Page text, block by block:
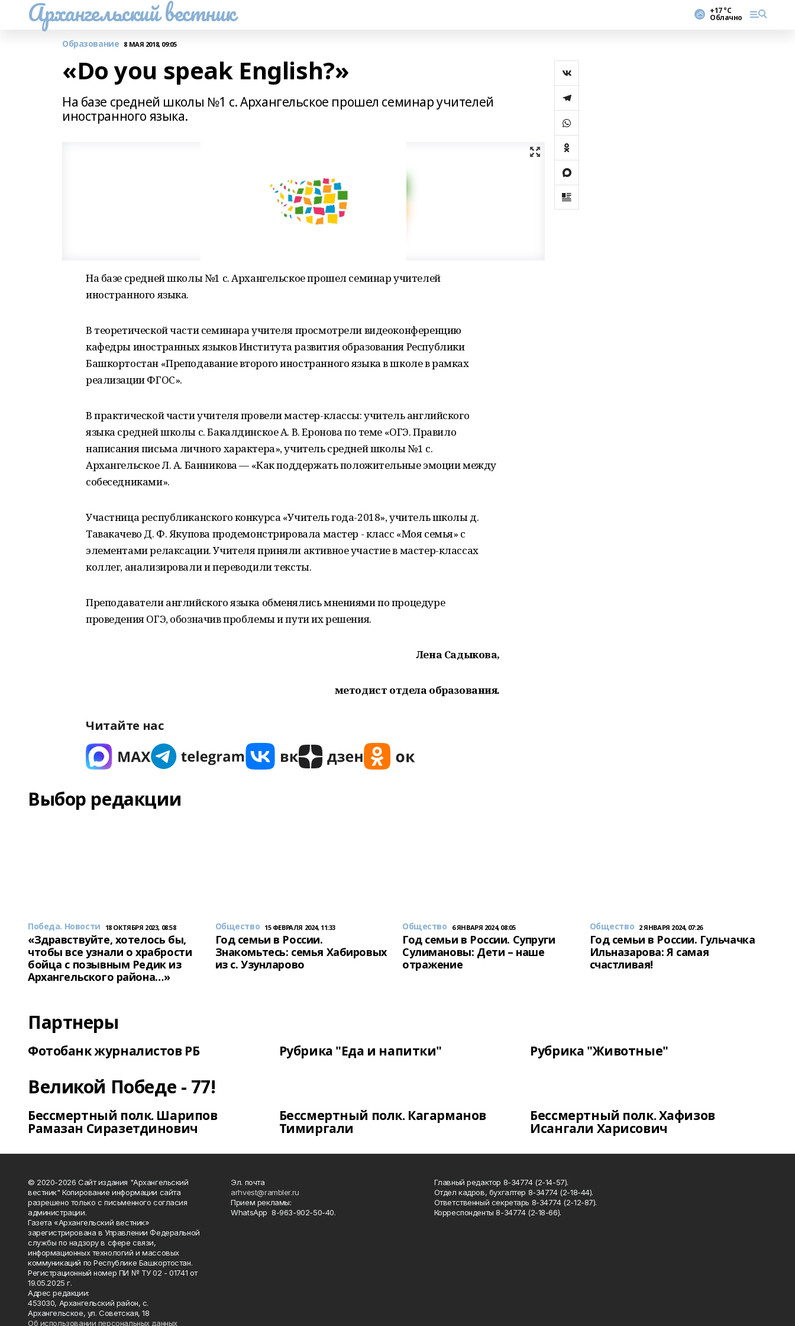
Архангельский вестник +17 °С
Облачно
Образование 8 МАЯ 2018, 09:05
«Do you speak English?»
На базе средней школы №1 с. Архангельское прошел семинар учителей
иностранного языка.
На базе средней школы №1 с. Архангельское прошел семинар учителей
иностранного языка.
В теоретической части семинара учителя просмотрели видеоконференцию
кафедры иностранных языков Института развития образования Республики
Башкортостан «Преподавание второго иностранного языка в школе в рамках
реализации ФГОС».
В практической части учителя провели мастер-классы: учитель английского
языка средней школы с. Бакалдинское А. В. Еронова по теме «ОГЭ. Правило
написания письма личного характера», учитель средней школы №1 с.
Архангельское Л. А. Банникова — «Как поддержать положительные эмоции между
собеседниками».
Участница республиканского конкурса «Учитель года-2018», учитель школы д.
Тавакачево Д. Ф. Якупова продемонстрировала мастер - класс «Моя семья» с
элементами релаксации. Учителя приняли активное участие в мастер-классах
коллег, анализировали и переводили тексты.
Преподаватели английского языка обменялись мнениями по процедуре
проведения ОГЭ, обозначив проблемы и пути их решения.
Лена Садыкова,
методист отдела образования.
Читайте нас
Выбор редакции
Победа. Новости 18 ОКТЯБРЯ 2023, 08:58
«Здравствуйте, хотелось бы,
чтобы все узнали о храбрости
бойца с позывным Редик из
Архангельского района…»
Общество 15 ФЕВРАЛЯ 2024, 11:33
Год семьи в России.
Знакомьтесь: семья Хабировых
из с. Узунларово
Общество 6 ЯНВАРЯ 2024, 08:05
Год семьи в России. Супруги
Сулимановы: Дети – наше
отражение
Общество 2 ЯНВАРЯ 2024, 07:26
Год семьи в России. Гульчачка
Ильназарова: Я самая
счастливая!
Партнеры
Фотобанк журналистов РБ Рубрика "Еда и напитки" Рубрика "Животные"
Великой Победе - 77!
Бессмертный полк. Шарипов
Рамазан Сиразетдинович
Бессмертный полк. Кагарманов
Тимиргали
Бессмертный полк. Хафизов
Исангали Харисович
© 2020-2026 Сайт издания "Архангельский
вестник" Копирование информации сайта
разрешено только с письменного согласия
администрации.
Газета «Архангельский вестник»
зарегистрирована в Управлении Федеральной
службы по надзору в сфере связи,
информационных технологий и массовых
коммуникаций по Республике Башкортостан.
Регистрационный номер ПИ № ТУ 02 - 01741 от
19.05.2025 г.
Адрес редакции:
453030, Архангельский район, с.
Архангельское, ул. Советская, 18
Об использовании персональных данных
Эл. почта
arhvest@rambler.ru
Прием рекламы:
WhatsApp 8-963-902-50-40.
Главный редактор 8-34774 (2-14-57).
Отдел кадров, бухгалтер 8-34774 (2-18-44).
Ответственный секретарь 8-34774 (2-12-87).
Корреспонденты 8-34774 (2-18-66).